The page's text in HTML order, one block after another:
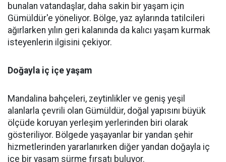
bunalan vatandaşlar, daha sakin bir yaşam için
Gümüldür'e yöneliyor. Bölge, yaz aylarında tatilcileri
ağırlarken yılın geri kalanında da kalıcı yaşam kurmak
isteyenlerin ilgisini çekiyor.
Doğayla iç içe yaşam
Mandalina bahçeleri, zeytinlikler ve geniş yeşil
alanlarla çevrili olan Gümüldür, doğal yapısını büyük
ölçüde koruyan yerleşim yerlerinden biri olarak
gösteriliyor. Bölgede yaşayanlar bir yandan şehir
hizmetlerinden yararlanırken diğer yandan doğayla iç
içe bir yaşam sürme fırsatı buluyor.